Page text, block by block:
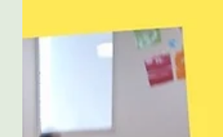
カラメル『初めての川下公園！』